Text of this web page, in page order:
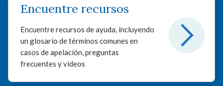
Encuentre recursos
Encuentre recursos de ayuda, incluyendo
un glosario de términos comunes en
casos de apelación, preguntas
frecuentes y videos